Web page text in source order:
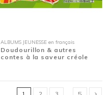
ALBUMS JEUNESSE en français
Doudourillon & autres
contes à la saveur créole